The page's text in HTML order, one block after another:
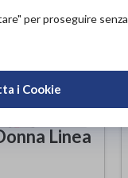
Linea
per proseguire senza
i Cookie